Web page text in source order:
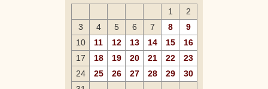
1
2
3
4 5 6 7 8
9
10
11 12 13 14 15
16
17
18 19 20 21 22
23
24
25 26 27 28 29
30